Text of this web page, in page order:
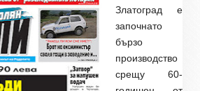
Златоград е
започнато
бързо
производство
срещу 60-